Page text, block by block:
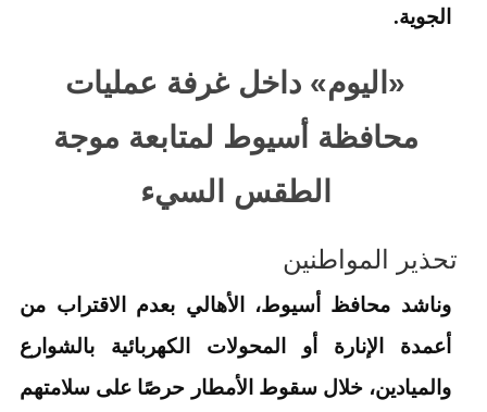
الجوية.
«اليوم» داخل غرفة عمليات
محافظة أسيوط لمتابعة موجة
الطقس السيء
تحذير المواطنين
وناشد محافظ أسيوط، الأهالي بعدم الاقتراب من
أعمدة الإنارة أو المحولات الكهربائية بالشوارع
والميادين، خلال سقوط الأمطار حرصًا على سلامتهم